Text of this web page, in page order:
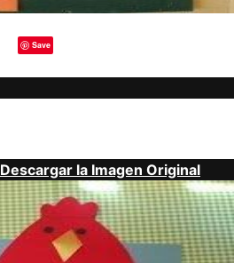
Save
Descargar la Imagen Original